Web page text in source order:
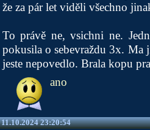
že za pár let viděli všechno
To právě ne, vsichni ne.
pokusila o sebevraždu 3x. Ma
jeste nepovedlo. Brala kopu
ano
11.10.2024 23:20:54